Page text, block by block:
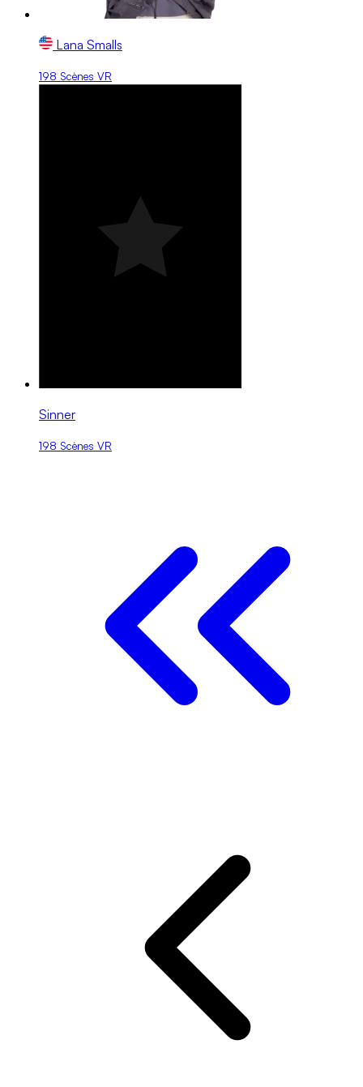
Lana Smalls
198 Scènes VR
Sinner
198 Scènes VR